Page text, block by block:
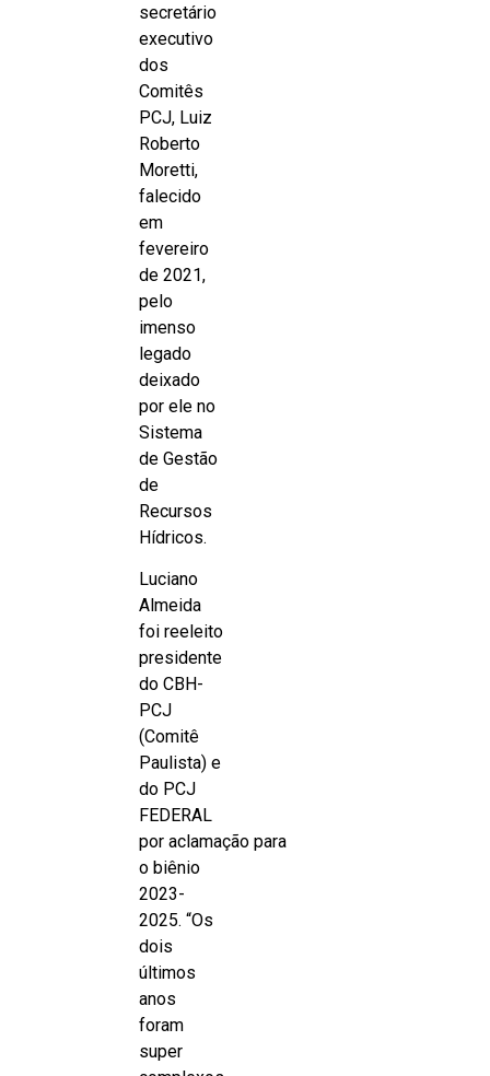
secretário
executivo
dos
Comitês
PCJ, Luiz
Roberto
Moretti,
falecido
em
fevereiro
de 2021,
pelo
imenso
legado
deixado
por ele no
Sistema
de Gestão
de
Recursos
Hídricos.
Luciano
Almeida
foi reeleito
presidente
do CBH-
PCJ
(Comitê
Paulista) e
do PCJ
FEDERAL
por aclamação para
o biênio
2023-
2025. “Os
dois
últimos
anos
foram
super